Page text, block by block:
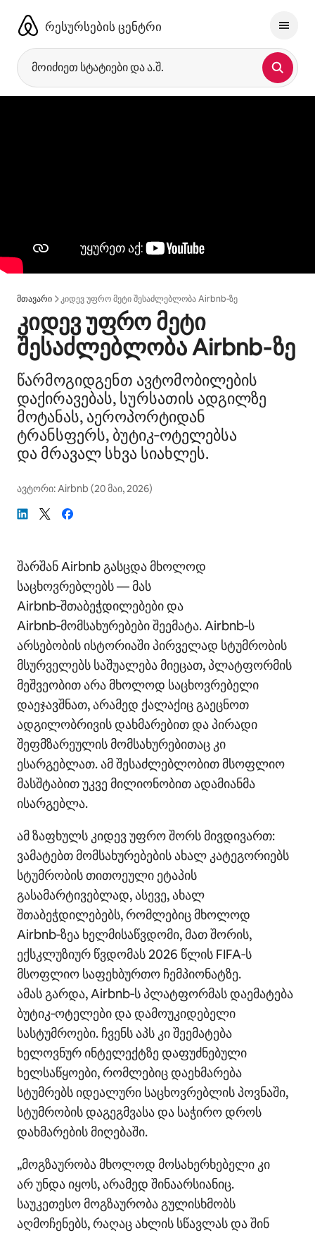
გადასვლარესურსების ცენტრი
მოიძიეთ სტატიები და ა.შ.
მთავარი კიდევ უფრო მეტი შესაძლებლობა Airbnb‑ზე
კიდევ უფრო მეტი
შესაძლებლობა Airbnb‑ზე
წარმოგიდგენთ ავტომობილების
დაქირავებას, სურსათის ადგილზე
მოტანას, აეროპორტიდან
ტრანსფერს, ბუტიკ‑ოტელებსა
და მრავალ სხვა სიახლეს.
ავტორი:Airbnb (20 მაი, 2026)
შარშან Airbnb გასცდა მხოლოდ
საცხოვრებლებს — მას
Airbnb‑შთაბეჭდილებები და
Airbnb‑მომსახურებები შეემატა. Airbnb‑ს
არსებობის ისტორიაში პირველად სტუმრობის
მსურველებს საშუალება მიეცათ, პლატფორმის
მეშვეობით არა მხოლოდ საცხოვრებელი
დაეჯავშნათ, არამედ ქალაქიც გაეცნოთ
ადგილობრივის დახმარებით და პირადი
შეფმზარეულის მომსახურებითაც კი
ესარგებლათ. ამ შესაძლებლობით მსოფლიო
მასშტაბით უკვე მილიონობით ადამიანმა
ისარგებლა.
ამ ზაფხულს კიდევ უფრო შორს მივდივართ:
ვამატებთ მომსახურებების ახალ კატეგორიებს
სტუმრობის თითოეული ეტაპის
გასამარტივებლად, ასევე, ახალ
შთაბეჭდილებებს, რომლებიც მხოლოდ
Airbnb‑ზეა ხელმისაწვდომი, მათ შორის,
ექსკლუზიურ წვდომას 2026 წლის FIFA‑ს
მსოფლიო საფეხბურთო ჩემპიონატზე.
ამას გარდა, Airbnb‑ს პლატფორმას დაემატება
ბუტიკ‑ოტელები და დამოუკიდებელი
სასტუმროები. ჩვენს აპს კი შეემატება
ხელოვნურ ინტელექტზე დაფუძნებული
ხელსაწყოები, რომლებიც დაეხმარება
სტუმრებს იდეალური საცხოვრებლის პოვნაში,
სტუმრობის დაგეგმვასა და საჭირო დროს
დახმარების მიღებაში.
„მოგზაურობა მხოლოდ მოსახერხებელი კი
არ უნდა იყოს, არამედ შინაარსიანიც.
საუკეთესო მოგზაურობა გულისხმობს
აღმოჩენებს, რაღაც ახლის სწავლას და შინ